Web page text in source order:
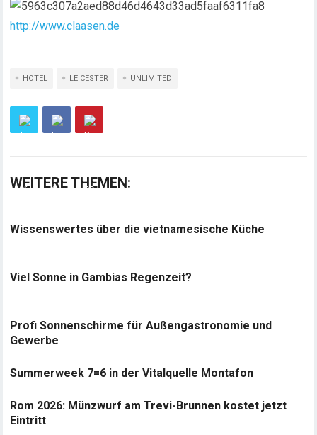
http://www.claasen.de
HOTEL LEICESTER UNLIMITED
WEITERE THEMEN:
Wissenswertes über die vietnamesische Küche
Viel Sonne in Gambias Regenzeit?
Profi Sonnenschirme für Außengastronomie und
Gewerbe
Summerweek 7=6 in der Vitalquelle Montafon
Rom 2026: Münzwurf am Trevi-Brunnen kostet jetzt
Eintritt